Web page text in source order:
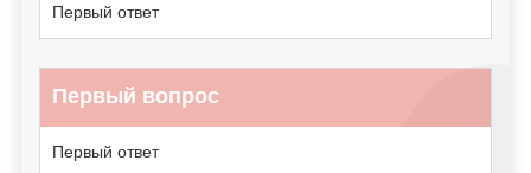
Первый ответ
Первый вопрос
Первый ответ